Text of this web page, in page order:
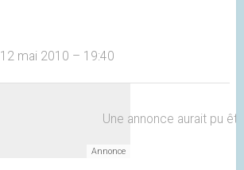
12 mai 2010 – 19:40
Une annonce aurait pu